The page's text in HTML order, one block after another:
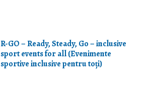
R-GO – Ready, Steady, Go – inclusive
sport events for all (Evenimente
sportive inclusive pentru toți)